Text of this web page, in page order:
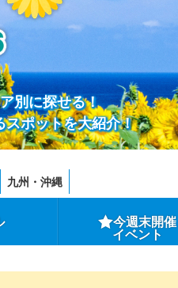
別に探せる！
スポットを大紹介！
九州・沖縄
今週末開催
イベント